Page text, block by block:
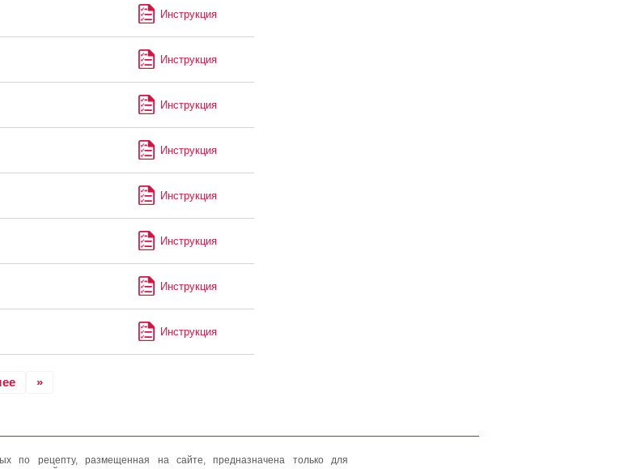
Инструкция
Инструкция
Инструкция
Инструкция
Инструкция
Инструкция
Инструкция
Инструкция
»
по рецепту, размещенная на сайте, предназначена только для